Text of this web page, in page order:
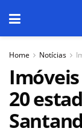
Home Notícias
20